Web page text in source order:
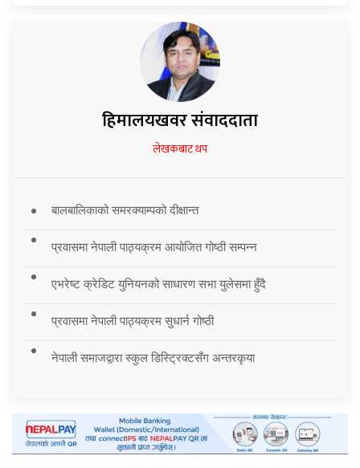
हिमालयखवर संवाददाता
लेखकबाट थप
बालबालिकाको समरक्याम्पको दीक्षान्त
प्रवासमा नेपाली पाठ्यक्रम आयोजित गोष्ठी सम्पन्न
एभरेष्ट क्रेडिट युनियनको साधारण सभा युलेसमा हुँदै
प्रवासमा नेपाली पाठ्यक्रम सुधार्न गोष्ठी
नेपाली समाजद्वारा स्कुल डिस्ट्रिक्टसँग अन्तरकृया